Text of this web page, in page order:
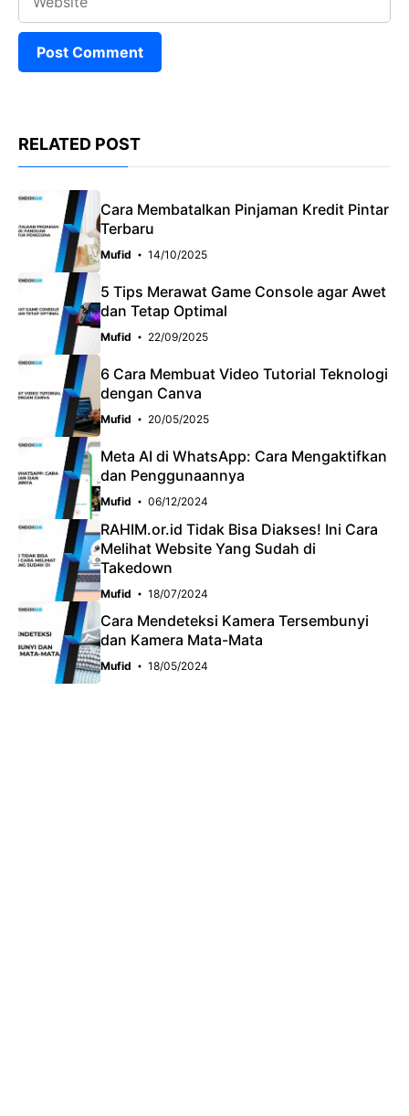
RELATED POST
Cara Membatalkan Pinjaman Kredit Pintar
Terbaru
Mufid 14/10/2025
5 Tips Merawat Game Console agar Awet
dan Tetap Optimal
Mufid 22/09/2025
6 Cara Membuat Video Tutorial Teknologi
dengan Canva
Mufid 20/05/2025
Meta AI di WhatsApp: Cara Mengaktifkan
dan Penggunaannya
Mufid 06/12/2024
RAHIM.or.id Tidak Bisa Diakses! Ini Cara
Melihat Website Yang Sudah di
Takedown
Mufid 18/07/2024
Cara Mendeteksi Kamera Tersembunyi
dan Kamera Mata-Mata
Mufid 18/05/2024